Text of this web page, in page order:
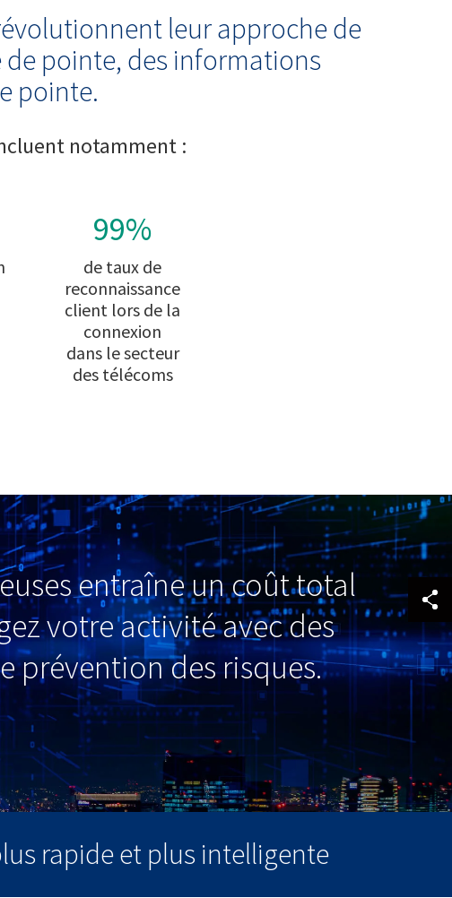
leur approche de
de pointe, des informations
pointe.
notamment :
99%
de taux de
reconnaissance
client lors de la
connexion
dans le secteur
des télécoms
entraîne un coût total
votre activité avec des
prévention des risques.
rapide et plus intelligente